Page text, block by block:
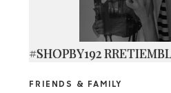
#SHOPBY192
FRIENDS & FAMILY